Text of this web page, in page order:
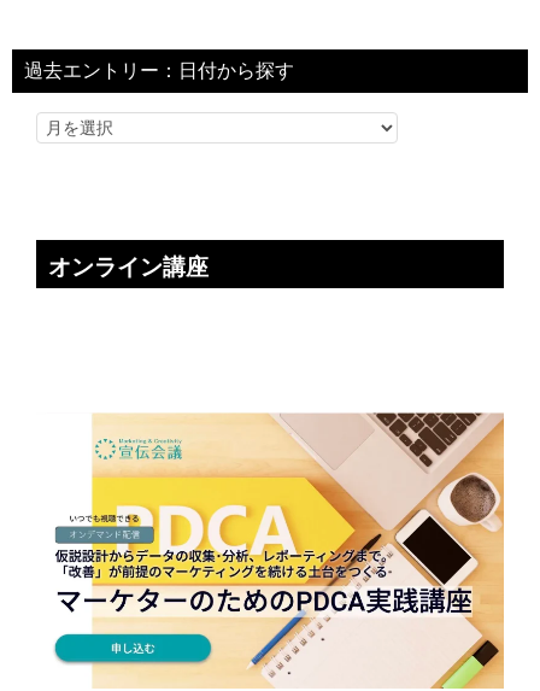
過去エントリー：日付から探す
オンライン講座